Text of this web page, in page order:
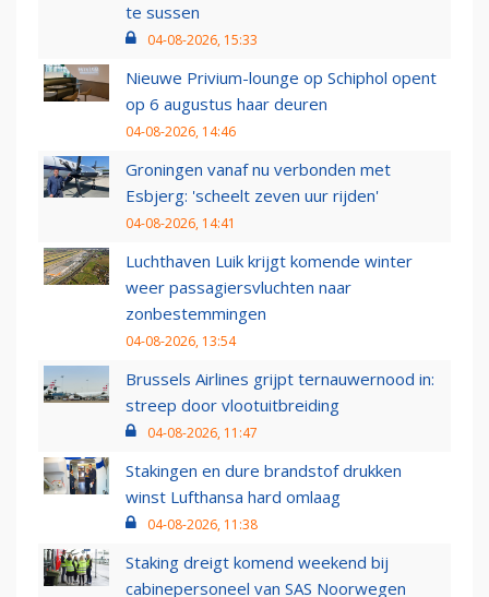
te sussen
04-08-2026, 15:33
Nieuwe Privium-lounge op Schiphol opent
op 6 augustus haar deuren
04-08-2026, 14:46
Groningen vanaf nu verbonden met
Esbjerg: 'scheelt zeven uur rijden'
04-08-2026, 14:41
Luchthaven Luik krijgt komende winter
weer passagiersvluchten naar
zonbestemmingen
04-08-2026, 13:54
Brussels Airlines grijpt ternauwernood in:
streep door vlootuitbreiding
04-08-2026, 11:47
Stakingen en dure brandstof drukken
winst Lufthansa hard omlaag
04-08-2026, 11:38
Staking dreigt komend weekend bij
cabinepersoneel van SAS Noorwegen